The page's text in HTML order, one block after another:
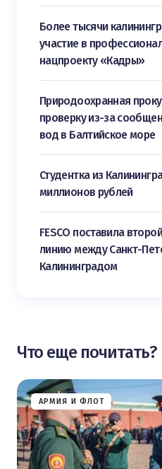
Более тысячи
участие в
нацпроекту «Кадры»
Природоохранная
проверку из-за
вод в Балтийское море
Студентка из
миллионов рублей
FESCO поставила
линию между Санкт-
Калининградом
Что еще почитать?
АРМИЯ И ФЛОТ